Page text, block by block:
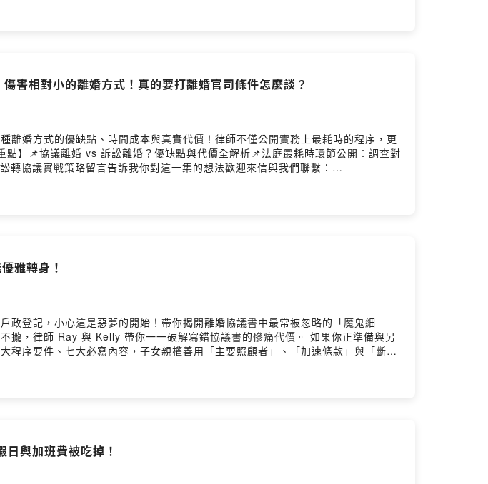
官網：https://acelaw58885.com李珮瑄 Kelly律師官網：
害相對小的離婚方式！真的要打離婚官司條件怎麼談？
婚方式的優缺點、時間成本與真實代價！律師不僅公開實務上最耗時的程序，更
】📌協議離婚 vs 訴訟離婚？優缺點與代價全解析📌法庭最耗時環節公開：調查對
協議實戰策略留言告訴我你對這一集的想法歡迎來信與我們聯繫：
Firstory Hosting
雅轉身！
登記，小心這是惡夢的開始！帶你揭開離婚協議書中最常被忽略的「魔鬼細
攏，律師 Ray 與 Kelly 帶你一一破解寫錯協議書的慘痛代價。 如果你正準備與另
序要件、七大必寫內容，子女親權善用「主要照顧者」、「加速條款」與「斷尾
共同債務：必加「斷尾條款」杜絕後患📌 剪不斷理還亂？私人物品搬遷設下期限
與加班費被吃掉！